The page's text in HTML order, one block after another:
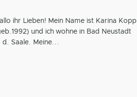
ihr Lieben! Mein Name ist Karina Kopp
und ich wohne in Bad Neustadt
d. Saale. Meine...